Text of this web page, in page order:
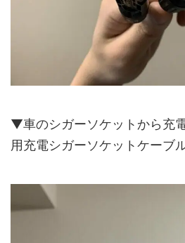
▼車のシガーソケットから充
用充電シガーソケットケーブル